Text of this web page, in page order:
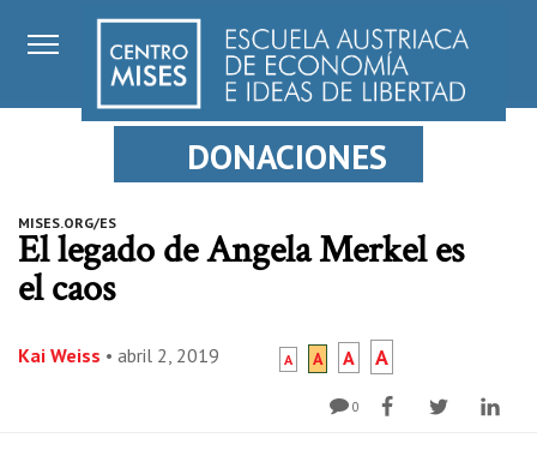
DONACIONES
MISES.ORG/ES
El legado de Angela Merkel es
el caos
Kai Weiss • abril 2, 2019 A A A A
0